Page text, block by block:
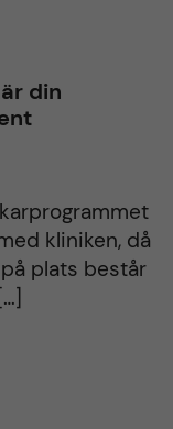
din
kliniken, då
plats består